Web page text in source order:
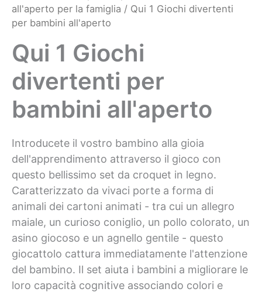
all'aperto per la famiglia / Qui 1 Giochi divertenti
per bambini all'aperto
Qui 1 Giochi
divertenti per
bambini all'aperto
Introducete il vostro bambino alla gioia
dell'apprendimento attraverso il gioco con
questo bellissimo set da croquet in legno.
Caratterizzato da vivaci porte a forma di
animali dei cartoni animati - tra cui un allegro
maiale, un curioso coniglio, un pollo colorato, un
asino giocoso e un agnello gentile - questo
giocattolo cattura immediatamente l'attenzione
del bambino. Il set aiuta i bambini a migliorare le
loro capacità cognitive associando colori e